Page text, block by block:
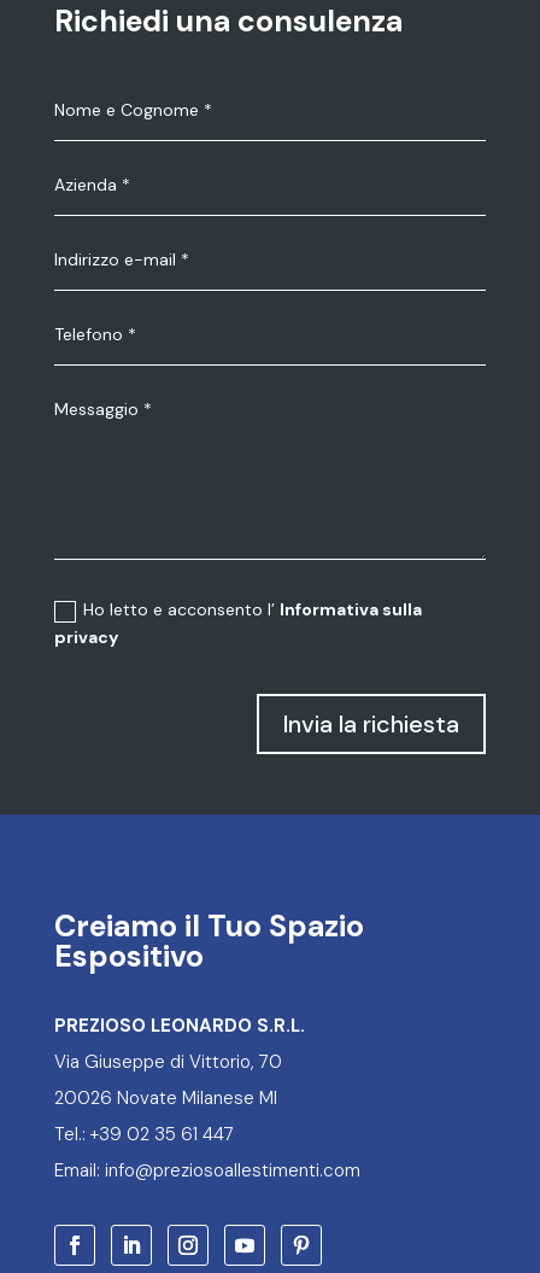
Richiedi una consulenza
Ho letto e acconsento l’ Informativa sulla
privacy
Invia la richiesta
Creiamo il Tuo Spazio
Espositivo
PREZIOSO LEONARDO S.R.L.
Via Giuseppe di Vittorio, 70
20026 Novate Milanese MI
Tel.: +39 02 35 61 447
Email: info@preziosoallestimenti.com